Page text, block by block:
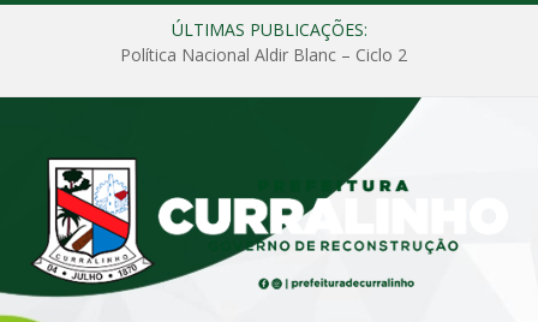
ÚLTIMAS PUBLICAÇÕES:
Política Nacional Aldir Blanc – Ciclo 2